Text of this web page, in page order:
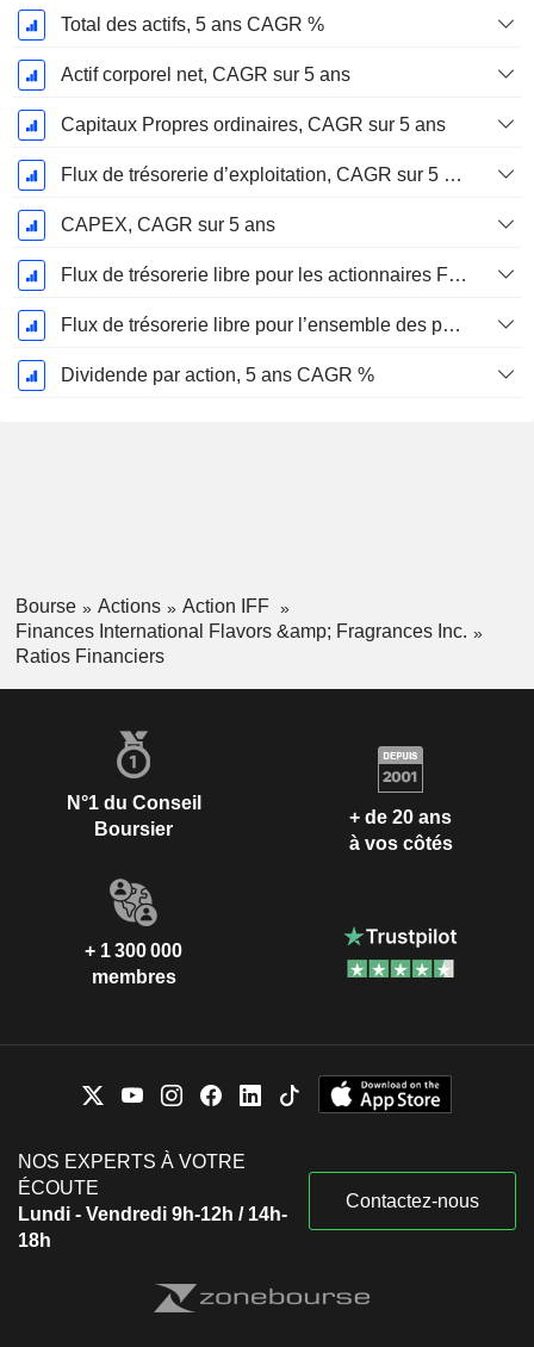
Total des actifs, 5 ans CAGR %
Actif corporel net, CAGR sur 5 ans
Capitaux Propres ordinaires, CAGR sur 5 ans
Flux de trésorerie d’exploitation, CAGR sur 5 ans
CAPEX, CAGR sur 5 ans
Flux de trésorerie libre pour les actionnaires FCFE, CAGR sur 5 ans
Flux de trésorerie libre pour l’ensemble des pourvoyeurs de fonds (créanciers et actionnaires) FCFF, CAGR sur 5 ans
Dividende par action, 5 ans CAGR %
Bourse Actions
Action IFF
Finances International Flavors &amp; Fragrances Inc.
Ratios Financiers
N°1 du Conseil
Boursier
+ de 20 ans
à vos côtés
+ 1 300 000
membres
NOS EXPERTS À VOTRE
ÉCOUTE
Lundi - Vendredi 9h-12h / 14h-
18h
Contactez-nous